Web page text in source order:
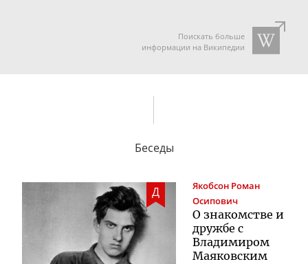
Поискать больше
информации на Википедии
Беседы
Д Якобсон Роман
Осипович
О знакомстве и
дружбе с
Владимиром
Маяковским